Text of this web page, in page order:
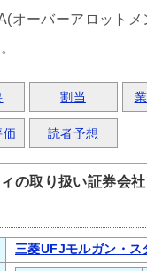
オーバーアロットメ
割当
価 読者予想
の取り扱い証券会
三菱UFJモルガン・ス